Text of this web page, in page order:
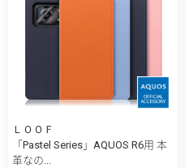
ＬＯＯＦ
「Pastel Series」AQUOS R6用 本
革なの...